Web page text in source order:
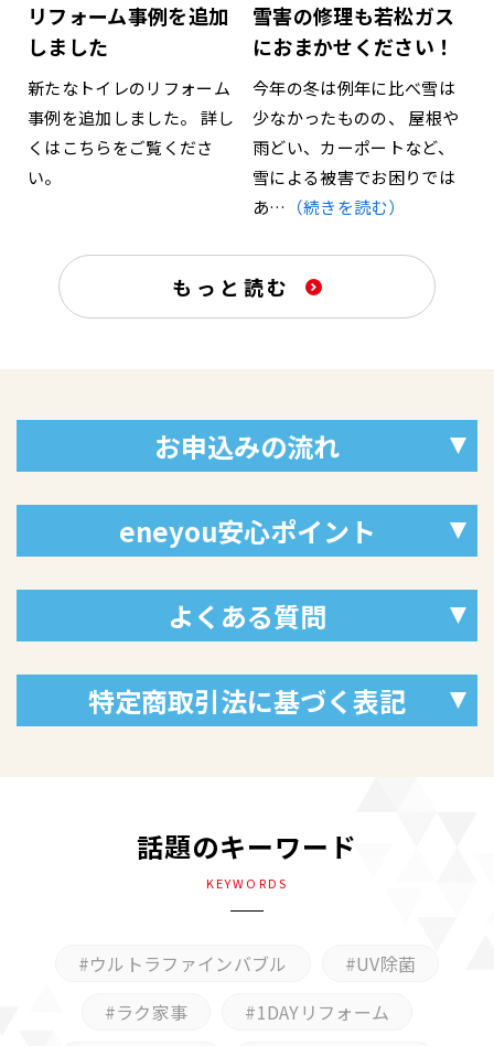
リフォーム事例を追加
しました
新たなトイレのリフォーム
事例を追加しました。 詳し
くはこちらをご覧くださ
い。
雪害の修理も若松ガス
におまかせください！
今年の冬は例年に比べ雪は
少なかったものの、 屋根や
雨どい、カーポートなど、
雪による被害でお困りでは
あ…
（続きを読む）
もっと読む
お申込みの流れ
eneyou安心ポイント
よくある質問
特定商取引法に基づく表記
話題のキーワード
KEYWORDS
ウルトラファインバブル
UV除菌
ラク家事
1DAYリフォーム